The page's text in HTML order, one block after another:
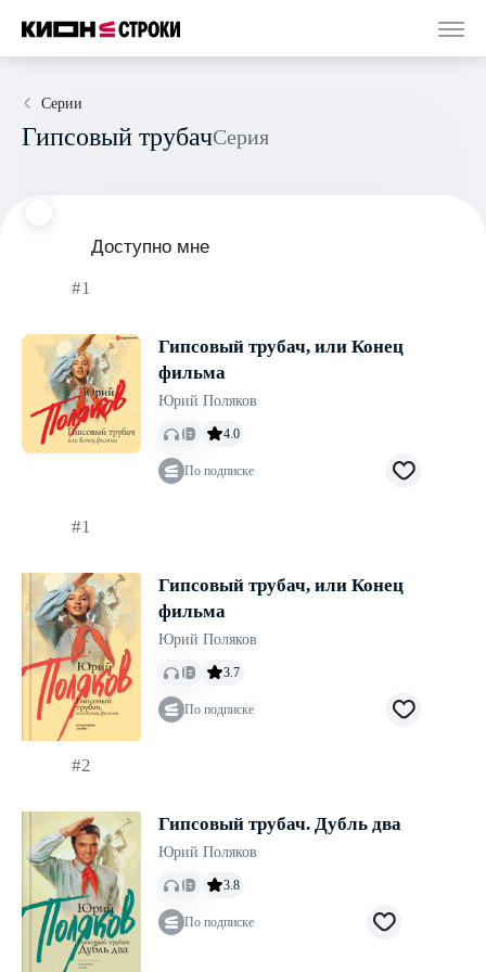
Серии
Гипсовый трубач Серия
Доступно мне
#1
Гипсовый трубач, или Конец
фильма
Юрий Поляков
4.0
По подписке
#1
Гипсовый трубач, или Конец
фильма
Юрий Поляков
3.7
По подписке
#2
Гипсовый трубач. Дубль два
Юрий Поляков
3.8
По подписке